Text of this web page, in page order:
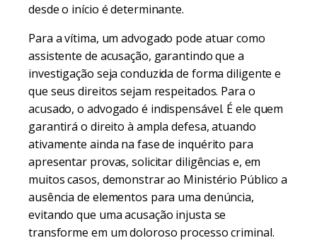
desde o início é determinante.
Para a vítima, um advogado pode atuar como
assistente de acusação, garantindo que a
investigação seja conduzida de forma diligente e
que seus direitos sejam respeitados. Para o
acusado, o advogado é indispensável. É ele quem
garantirá o direito à ampla defesa, atuando
ativamente ainda na fase de inquérito para
apresentar provas, solicitar diligências e, em
muitos casos, demonstrar ao Ministério Público a
ausência de elementos para uma denúncia,
evitando que uma acusação injusta se
transforme em um doloroso processo criminal.